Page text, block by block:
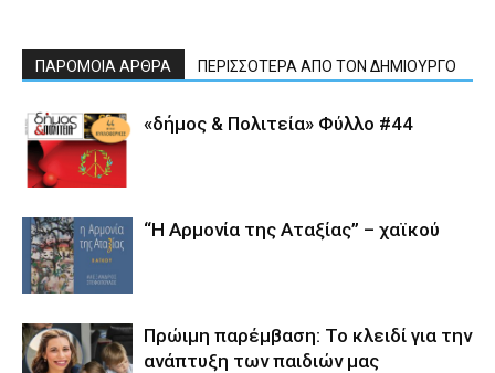
ΠΑΡΟΜΟΙΑ ΑΡΘΡΑ ΠΕΡΙΣΣΟΤΕΡΑ ΑΠΟ ΤΟΝ ΔΗΜΙΟΥΡΓΟ
«δήμος & Πολιτεία» Φύλλο #44
“Η Αρμονία της Αταξίας” – χαϊκού
Πρώιμη παρέμβαση: Το κλειδί για την
ανάπτυξη των παιδιών µας